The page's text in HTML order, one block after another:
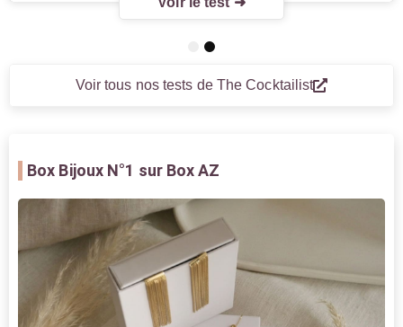
Voir tous nos tests de The Cocktailist
Box Bijoux N°1 sur Box AZ